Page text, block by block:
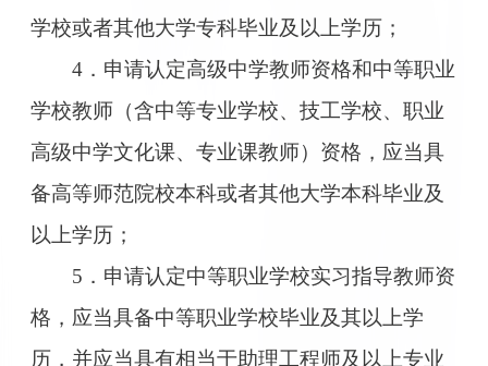
学校或者其他大学专科毕业及以上学历；
4．申请认定高级中学教师资格和中等职业
学校教师（含中等专业学校、技工学校、职业
高级中学文化课、专业课教师）资格，应当具
备高等师范院校本科或者其他大学本科毕业及
以上学历；
5．申请认定中等职业学校实习指导教师资
格，应当具备中等职业学校毕业及其以上学
历，并应当具有相当于助理工程师及以上专业